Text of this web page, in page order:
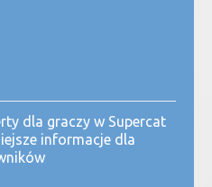
dla graczy w Supercat
informacje dla